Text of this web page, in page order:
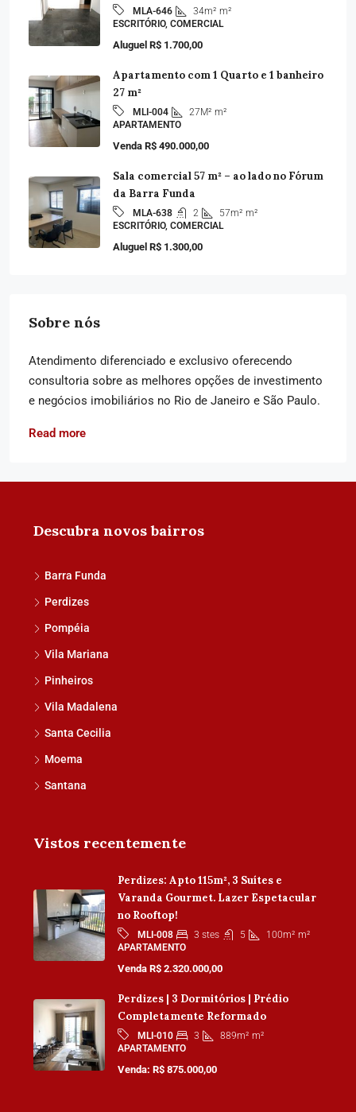
MLA-646 34m² m²
ESCRITÓRIO, COMERCIAL
Aluguel R$ 1.700,00
Apartamento com 1 Quarto e 1 banheiro
27 m²
MLI-004 27M² m²
APARTAMENTO
Venda R$ 490.000,00
Sala comercial 57 m² – ao lado no Fórum
da Barra Funda
MLA-638 2 57m² m²
ESCRITÓRIO, COMERCIAL
Aluguel R$ 1.300,00
Sobre nós
Atendimento diferenciado e exclusivo oferecendo
consultoria sobre as melhores opções de investimento
e negócios imobiliários no Rio de Janeiro e São Paulo.
Read more
Descubra novos bairros
Barra Funda
Perdizes
Pompéia
Vila Mariana
Pinheiros
Vila Madalena
Santa Cecilia
Moema
Santana
Vistos recentemente
Perdizes: Apto 115m², 3 Suítes e
Varanda Gourmet. Lazer Espetacular
no Rooftop!
MLI-008 3 stes 5 100m² m²
APARTAMENTO
Venda R$ 2.320.000,00
Perdizes | 3 Dormitórios | Prédio
Completamente Reformado
MLI-010 3 889m² m²
APARTAMENTO
Venda: R$ 875.000,00